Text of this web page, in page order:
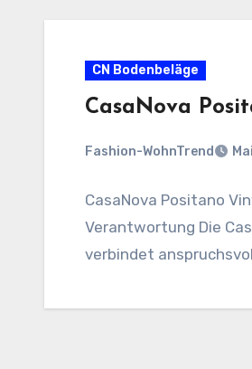
CN Bodenbeläge
CasaNova
Fashion-WohnTrend
CasaNova Positano
Verantwortung Die
verbindet